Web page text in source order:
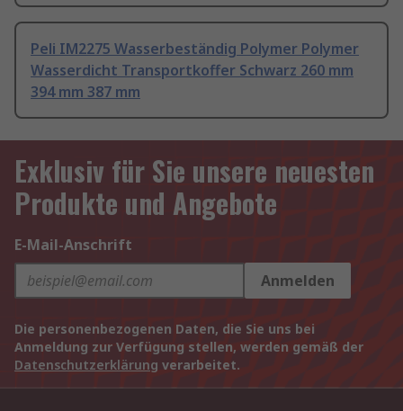
Peli IM2275 Wasserbeständig Polymer Polymer
Wasserdicht Transportkoffer Schwarz 260 mm
394 mm 387 mm
Exklusiv für Sie unsere neuesten
Produkte und Angebote
E-Mail-Anschrift
Anmelden
Die personenbezogenen Daten, die Sie uns bei
Anmeldung zur Verfügung stellen, werden gemäß der
Datenschutzerklärung verarbeitet.